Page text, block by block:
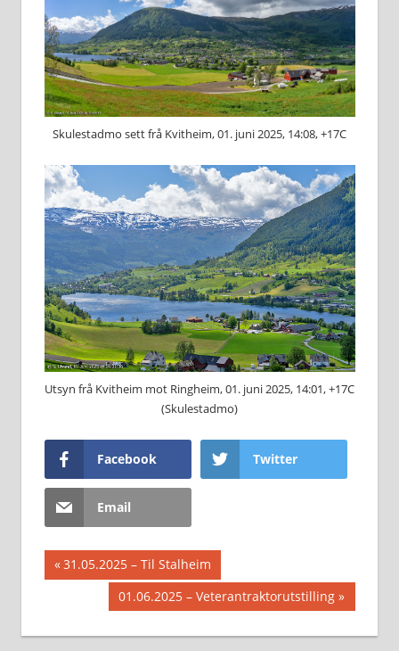
Skulestadmo sett frå Kvitheim, 01. juni 2025, 14:08, +17C
Utsyn frå Kvitheim mot Ringheim, 01. juni 2025, 14:01, +17C
(Skulestadmo)
Facebook Twitter
Email
Innleggsnavigasjon
Previous
Post:
31.05.2025 – Til Stalheim
Next
Post:
01.06.2025 – Veterantraktorutstilling